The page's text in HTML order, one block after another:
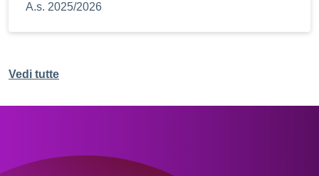
A.s. 2025/2026
Vedi tutte